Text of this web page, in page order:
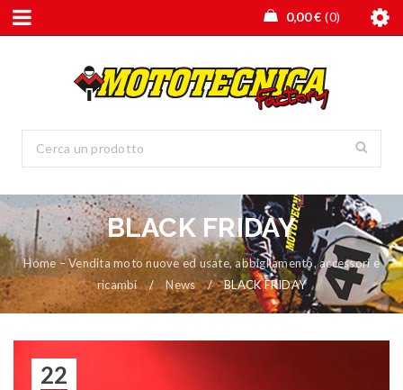
0,00€ 0
BLACK FRIDAY
Home – Vendita moto nuove ed usate, abbigliamento, accessori e
ricambi
/ News / BLACK FRIDAY
22